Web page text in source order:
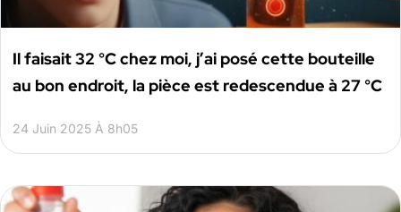
Il faisait 32 °C chez moi, j’ai posé cette bouteille
au bon endroit, la pièce est redescendue à 27 °C
24 Juin 2025 À 8h05